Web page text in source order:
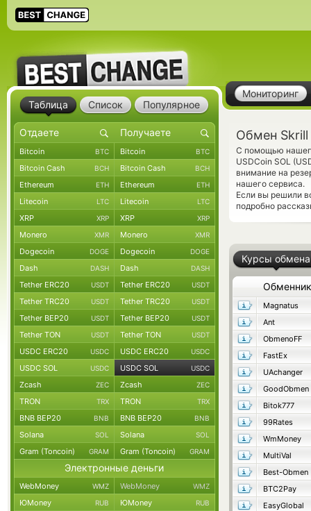
Мониторинг
Обмен Skrill
С помощью
USDCoin SOL
внимание на
нашего сервиса.
Если вы решили
подробно
Курсы обмена
Обменник
Magnatus
Ant
ObmenoFF
FastEx
UAchanger
GoodObmen
Bitok777
99Rates
WmMoney
MultiVal
Best-Obmen
BTC2Pay
EasyGlobal
Таблица Список Популярное
Bitcoin BTC Bitcoin BTC
Bitcoin Cash BCH Bitcoin Cash BCH
Ethereum ETH Ethereum ETH
Litecoin LTC Litecoin LTC
XRP XRP XRP XRP
Monero XMR Monero XMR
Dogecoin DOGE Dogecoin DOGE
Dash DASH Dash DASH
Tether ERC20 USDT Tether ERC20 USDT
Tether TRC20 USDT Tether TRC20 USDT
Tether BEP20 USDT Tether BEP20 USDT
Tether TON USDT Tether TON USDT
USDC ERC20 USDC USDC ERC20 USDC
USDC SOL USDC USDC SOL USDC
Zcash ZEC Zcash ZEC
TRON TRX TRON TRX
BNB BEP20 BNB BNB BEP20 BNB
Solana SOL Solana SOL
Gram (Toncoin) GRAM Gram (Toncoin) GRAM
Электронные деньги
WebMoney WMZ WebMoney WMZ
ЮMoney RUB ЮMoney RUB